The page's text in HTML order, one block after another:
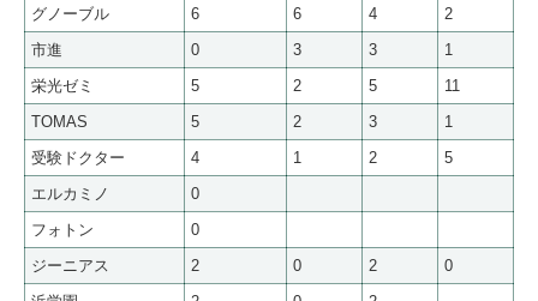
グノーブル
6 6 4
2
市進
0 3 3
1
栄光ゼミ
5 2 5
11
TOMAS
5 2 3
1
受験ドクター
4 1 2
5
エルカミノ
0
フォトン
0
ジーニアス
2 0 2
0